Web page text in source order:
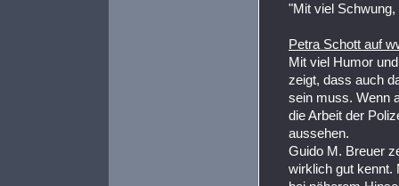
"Mit viel
Petra Schott auf
Mit viel Humor
zeigt, dass auch
sein muss. Wenn
die Arbeit der
aussehen.
Guido M. Breuer
wirklich gut kennt.